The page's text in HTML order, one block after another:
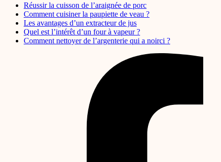
Réussir la cuisson de l’araignée de porc
Comment cuisiner la paupiette de veau ?
Les avantages d’un extracteur de jus
Quel est l’intérêt d’un four à vapeur ?
Comment nettoyer de l’argenterie qui a noirci ?